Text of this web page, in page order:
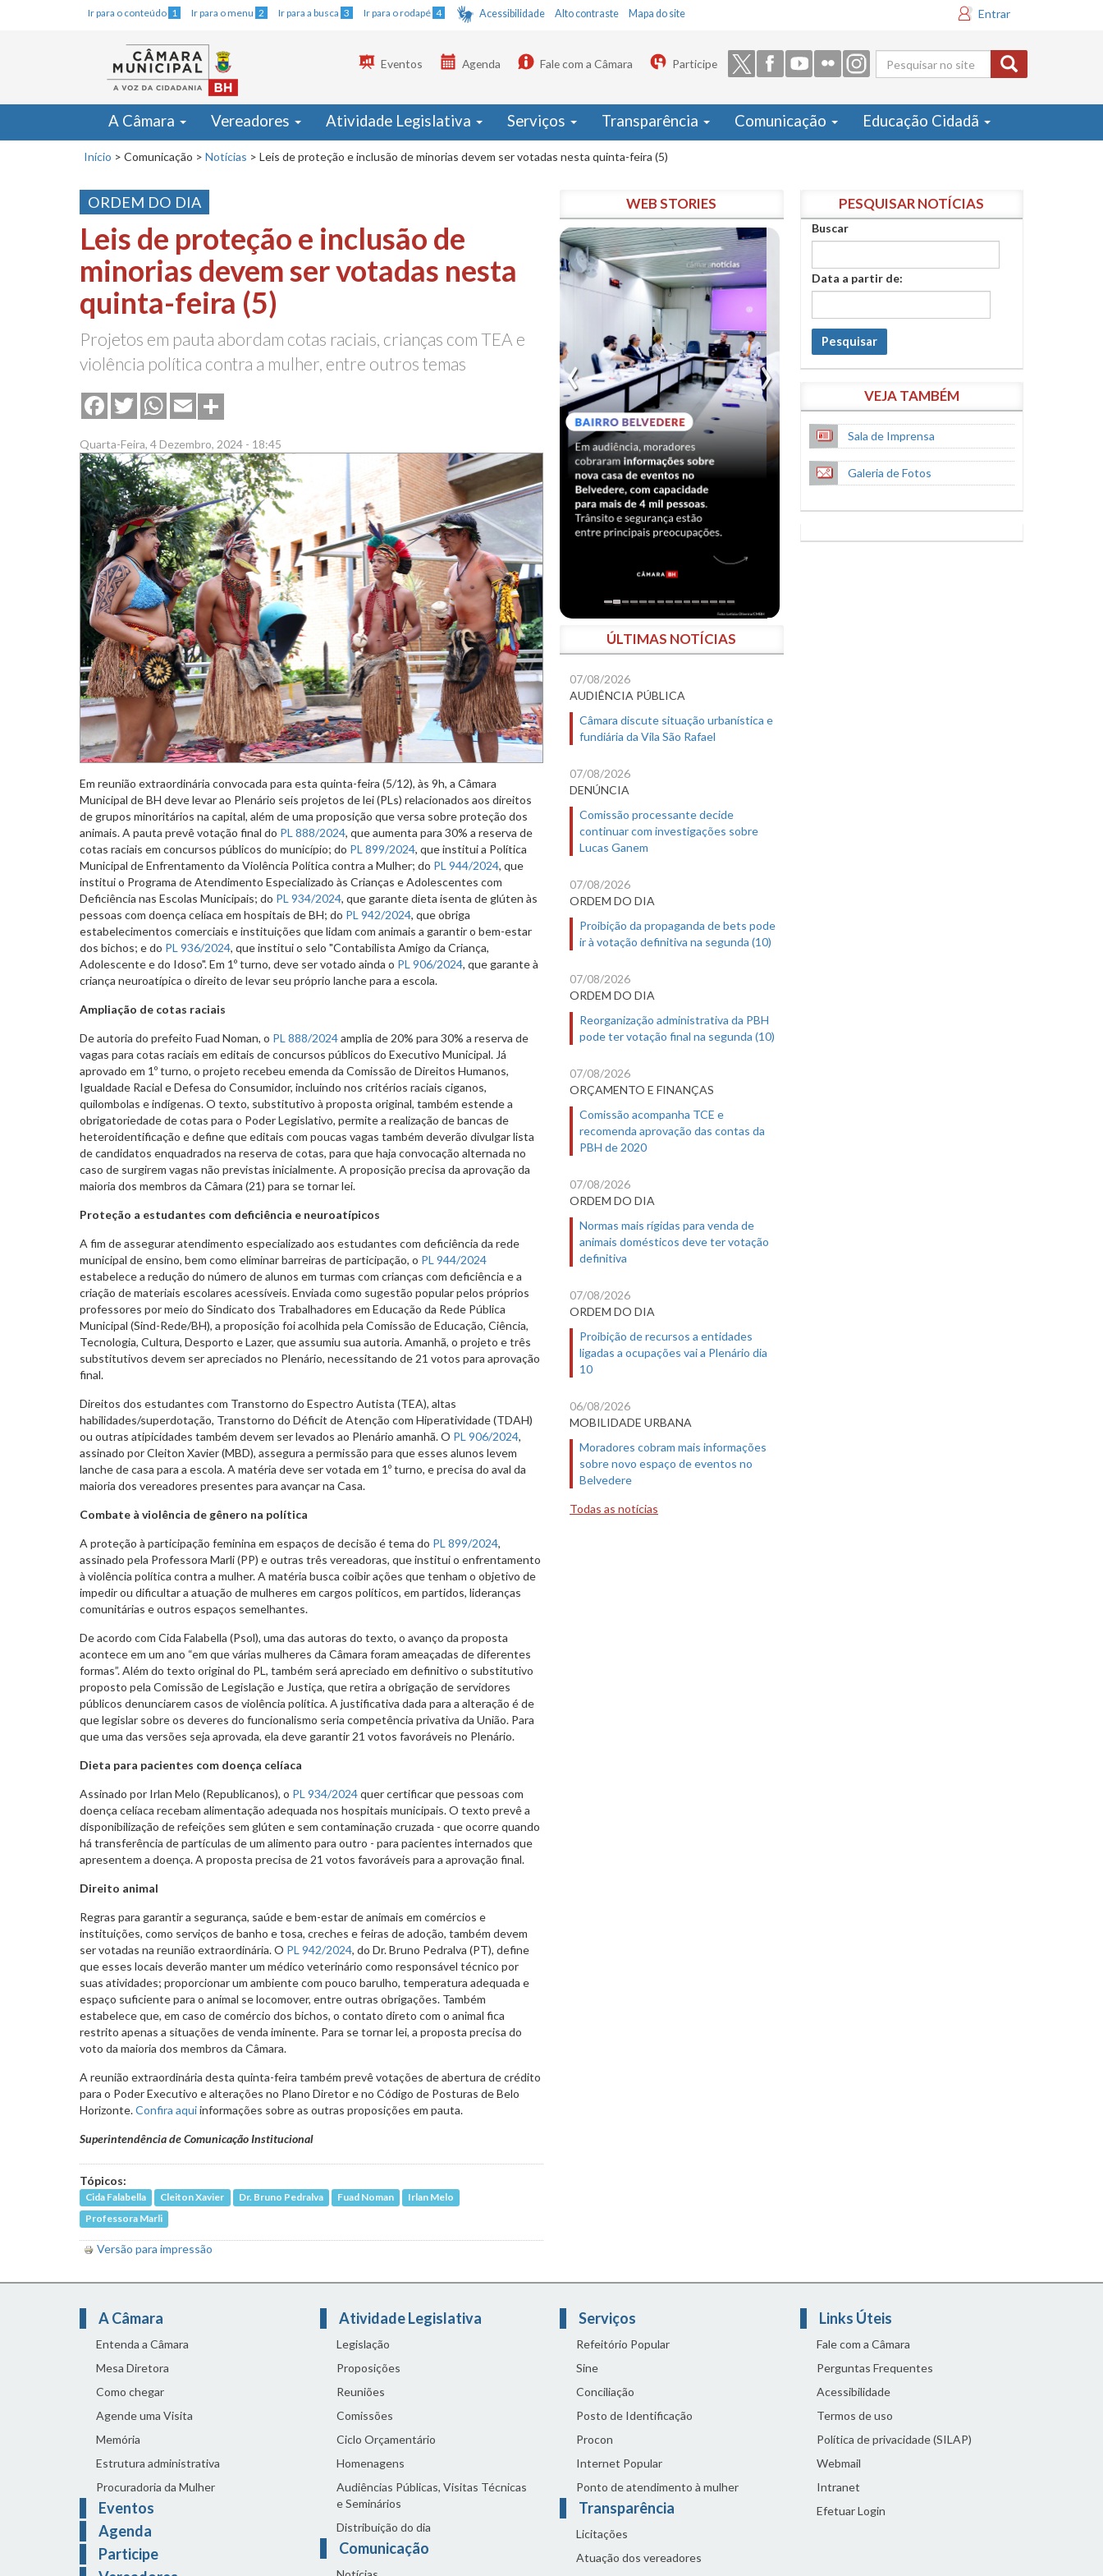
Ir para o conteúdo 1 Ir para o menu 2 Ir para a busca 3 Ir para o rodapé 4 Acessibilidade Alto contraste Mapa do site Entrar
Formulário
de busca
Eventos Agenda Fale com a Câmara Participe
A Câmara Vereadores Atividade Legislativa Serviços Transparência Comunicação Educação Cidadã
Início > Comunicação > Notícias > Leis de proteção e inclusão de minorias devem ser votadas nesta quinta-feira (5)
ORDEM DO DIA
Leis de proteção e inclusão de
minorias devem ser votadas nesta
quinta-feira (5)
Projetos em pauta abordam cotas raciais, crianças com TEA e
violência política contra a mulher, entre outros temas
FacebookTwitterWhatsApp
Email
Quarta-Feira, 4 Dezembro, 2024 - 18:45
Em reunião extraordinária convocada para esta quinta-feira (5/12), às 9h, a Câmara
Municipal de BH deve levar ao Plenário seis projetos de lei (PLs) relacionados aos direitos
de grupos minoritários na capital, além de uma proposição que versa sobre proteção dos
animais. A pauta prevê votação final do PL 888/2024, que aumenta para 30% a reserva de
cotas raciais em concursos públicos do município; do PL 899/2024, que institui a Política
Municipal de Enfrentamento da Violência Política contra a Mulher; do PL 944/2024, que
institui o Programa de Atendimento Especializado às Crianças e Adolescentes com
Deficiência nas Escolas Municipais; do PL 934/2024, que garante dieta isenta de glúten às
pessoas com doença celíaca em hospitais de BH; do PL 942/2024, que obriga
estabelecimentos comerciais e instituições que lidam com animais a garantir o bem-estar
dos bichos; e do PL 936/2024, que institui o selo "Contabilista Amigo da Criança,
Adolescente e do Idoso". Em 1º turno, deve ser votado ainda o PL 906/2024, que garante à
criança neuroatípica o direito de levar seu próprio lanche para a escola.
Ampliação de cotas raciais
De autoria do prefeito Fuad Noman, o PL 888/2024amplia de 20% para 30% a reserva de
vagas para cotas raciais em editais de concursos públicos do Executivo Municipal. Já
aprovado em 1º turno, o projeto recebeu emenda da Comissão de Direitos Humanos,
Igualdade Racial e Defesa do Consumidor, incluindo nos critérios raciais ciganos,
quilombolas e indígenas. O texto, substitutivo à proposta original, também estende a
obrigatoriedade de cotas para o Poder Legislativo, permite a realização de bancas de
heteroidentificação e define que editais com poucas vagas também deverão divulgar lista
de candidatos enquadrados na reserva de cotas, para que haja convocação alternada no
caso de surgirem vagas não previstas inicialmente. A proposição precisa da aprovação da
maioria dos membros da Câmara (21) para se tornar lei.
Proteção a estudantes com deficiência e neuroatípicos
A fim de assegurar atendimento especializado aos estudantes com deficiência da rede
municipal de ensino, bem como eliminar barreiras de participação, o PL 944/2024
estabelece a redução do número de alunos em turmas com crianças com deficiência e a
criação de materiais escolares acessíveis. Enviada como sugestão popular pelos próprios
professores por meio do Sindicato dos Trabalhadores em Educação da Rede Pública
Municipal (Sind-Rede/BH), a proposição foi acolhida pela Comissão de Educação, Ciência,
Tecnologia, Cultura, Desporto e Lazer, que assumiu sua autoria. Amanhã, o projeto e três
substitutivos devem ser apreciados no Plenário, necessitando de 21 votos para aprovação
final.
Direitos dos estudantes com Transtorno do Espectro Autista (TEA), altas
habilidades/superdotação, Transtorno do Déficit de Atenção com Hiperatividade (TDAH)
ou outras atipicidades também devem ser levados ao Plenário amanhã. O PL 906/2024,
assinado por Cleiton Xavier (MBD), assegura a permissão para que esses alunos levem
lanche de casa para a escola. A matéria deve ser votada em 1º turno, e precisa do aval da
maioria dos vereadores presentes para avançar na Casa.
Combate à violência de gênero na política
A proteção à participação feminina em espaços de decisão é tema do PL 899/2024,
assinado pela Professora Marli (PP) e outras três vereadoras, que institui o enfrentamento
à violência política contra a mulher. A matéria busca coibir ações que tenham o objetivo de
impedir ou dificultar a atuação de mulheres em cargos políticos, em partidos, lideranças
comunitárias e outros espaços semelhantes.
De acordo com Cida Falabella (Psol), uma das autoras do texto, o avanço da proposta
acontece em um ano “em que várias mulheres da Câmara foram ameaçadas de diferentes
formas”. Além do texto original do PL, também será apreciado em definitivo o substitutivo
proposto pela Comissão de Legislação e Justiça, que retira a obrigação de servidores
públicos denunciarem casos de violência política. A justificativa dada para a alteração é de
que legislar sobre os deveres do funcionalismo seria competência privativa da União. Para
que uma das versões seja aprovada, ela deve garantir 21 votos favoráveis no Plenário.
Dieta para pacientes com doença celíaca
Assinado por Irlan Melo (Republicanos), o PL 934/2024quer certificar que pessoas com
doença celíaca recebam alimentação adequada nos hospitais municipais. O texto prevê a
disponibilização de refeições sem glúten e sem contaminação cruzada - que ocorre quando
há transferência de partículas de um alimento para outro - para pacientes internados que
apresentem a doença. A proposta precisa de 21 votos favoráveis para a aprovação final.
Direito animal
Regras para garantir a segurança, saúde e bem-estar de animais em comércios e
instituições, como serviços de banho e tosa, creches e feiras de adoção, também devem
ser votadas na reunião extraordinária. O PL 942/2024, do Dr. Bruno Pedralva (PT), define
que esses locais deverão manter um médico veterinário como responsável técnico por
suas atividades; proporcionar um ambiente com pouco barulho, temperatura adequada e
espaço suficiente para o animal se locomover, entre outras obrigações. Também
estabelece que, em caso de comércio dos bichos, o contato direto com o animal fica
restrito apenas a situações de venda iminente. Para se tornar lei, a proposta precisa do
voto da maioria dos membros da Câmara.
A reunião extraordinária desta quinta-feira também prevê votações de abertura de crédito
para o Poder Executivo e alterações no Plano Diretor e no Código de Posturas de Belo
Horizonte.Confira aquiinformações sobre as outras proposições em pauta.
Superintendência de Comunicação Institucional
Tópicos:
Cida Falabella Cleiton Xavier Dr. Bruno Pedralva Fuad Noman
Irlan Melo
Professora Marli
Versão para impressão
WEB STORIES
ÚLTIMAS NOTÍCIAS
07/08/2026
AUDIÊNCIA PÚBLICA
Câmara discute situação urbanística e
fundiária da Vila São Rafael
07/08/2026
DENÚNCIA
Comissão processante decide
continuar com investigações sobre
Lucas Ganem
07/08/2026
ORDEM DO DIA
Proibição da propaganda de bets pode
ir à votação definitiva na segunda (10)
07/08/2026
ORDEM DO DIA
Reorganização administrativa da PBH
pode ter votação final na segunda (10)
07/08/2026
ORÇAMENTO E FINANÇAS
Comissão acompanha TCE e
recomenda aprovação das contas da
PBH de 2020
07/08/2026
ORDEM DO DIA
Normas mais rígidas para venda de
animais domésticos deve ter votação
definitiva
07/08/2026
ORDEM DO DIA
Proibição de recursos a entidades
ligadas a ocupações vai a Plenário dia
10
06/08/2026
MOBILIDADE URBANA
Moradores cobram mais informações
sobre novo espaço de eventos no
Belvedere
Todas as notícias
PESQUISAR NOTÍCIAS
Buscar
Data a partir de:
Pesquisar
VEJA TAMBÉM
Sala de Imprensa
Galeria de Fotos
A Câmara
Entenda a Câmara
Mesa Diretora
Como chegar
Agende uma Visita
Memória
Estrutura administrativa
Procuradoria da Mulher
Eventos
Agenda
Participe
Atividade Legislativa
Legislação
Proposições
Reuniões
Comissões
Ciclo Orçamentário
Homenagens
Audiências Públicas, Visitas Técnicas
e Seminários
Distribuição do dia
Comunicação
Serviços
Refeitório Popular
Sine
Conciliação
Posto de Identificação
Procon
Internet Popular
Ponto de atendimento à mulher
Transparência
Licitações
Atuação dos vereadores
Links Úteis
Fale com a Câmara
Perguntas Frequentes
Acessibilidade
Termos de uso
Política de privacidade (SILAP)
Webmail
Intranet
Efetuar Login